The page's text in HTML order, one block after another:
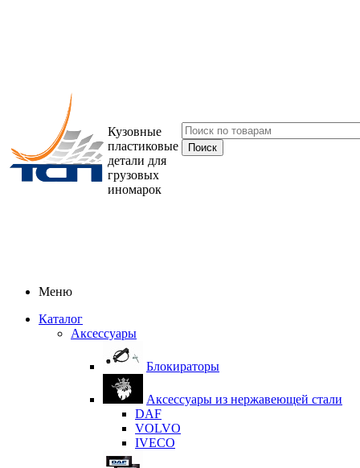
Кузовные
пластиковые
детали для
грузовых
иномарок
Меню
Каталог
Аксессуары
Блокираторы
Аксессуары из нержавеющей стали
DAF
VOLVO
IVECO